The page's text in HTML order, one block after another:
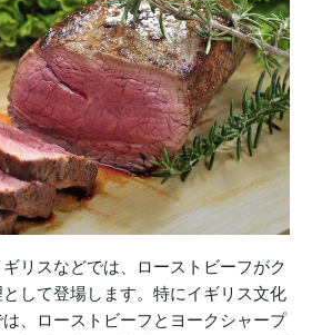
リスなどでは、ローストビーフがク
して登場します。特にイギリス文化
、ローストビーフとヨークシャープ